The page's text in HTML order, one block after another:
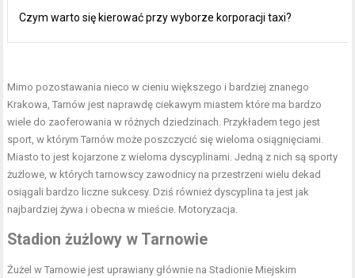
Czym warto się kierować przy wyborze korporacji taxi?
Mimo pozostawania nieco w cieniu większego i bardziej znanego
Krakowa, Tarnów jest naprawdę ciekawym miastem które ma bardzo
wiele do zaoferowania w różnych dziedzinach. Przykładem tego jest
sport, w którym Tarnów może poszczycić się wieloma osiągnięciami.
Miasto to jest kojarzone z wieloma dyscyplinami. Jedną z nich są sporty
żużlowe, w których tarnowscy zawodnicy na przestrzeni wielu dekad
osiągali bardzo liczne sukcesy. Dziś również dyscyplina ta jest jak
najbardziej żywa i obecna w mieście. Motoryzacja.
Stadion żużlowy w Tarnowie
Żużel w Tarnowie jest uprawiany głównie na Stadionie Miejskim